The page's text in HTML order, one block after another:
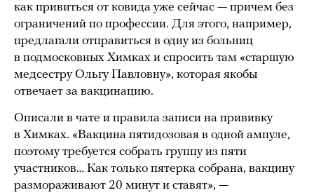
как привиться от ковида уже сейчас — причем без
ограничений по профессии. Для этого, например,
предлагали отправиться в одну из больниц
в подмосковных Химках и спросить там «старшую
медсестру Ольгу Павловну», которая якобы
отвечает за вакцинацию.
Описали в чате и правила записи на прививку
в Химках. «Вакцина пятидозовая в одной ампуле,
поэтому требуется собрать группу из пяти
участников… Как только пятерка собрана, вакцину
размораживают 20 минут и ставят», —